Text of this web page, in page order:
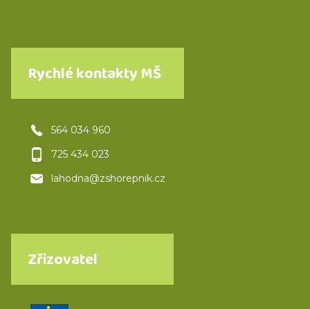
Rychlé kontakty MŠ
564 034 960
725 434 023
lahodna@zshorepnik.cz
Zřizovatel